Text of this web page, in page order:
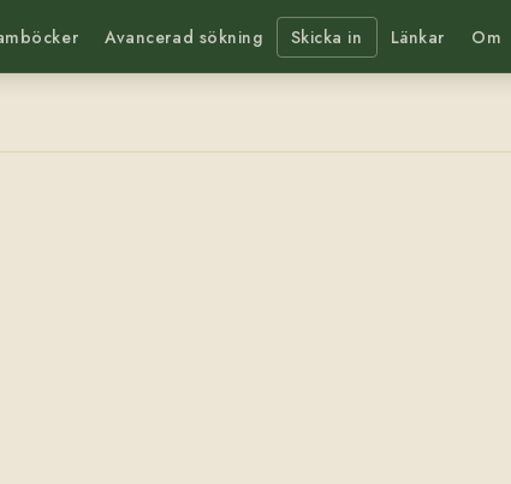
Avancerad sökning Skicka in Länkar Om